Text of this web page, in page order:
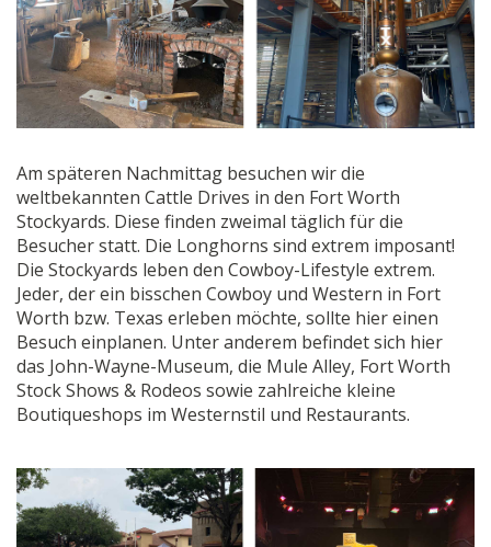
Am späteren Nachmittag besuchen wir die
weltbekannten Cattle Drives in den Fort Worth
Stockyards. Diese finden zweimal täglich für die
Besucher statt. Die Longhorns sind extrem imposant!
Die Stockyards leben den Cowboy-Lifestyle extrem.
Jeder, der ein bisschen Cowboy und Western in Fort
Worth bzw. Texas erleben möchte, sollte hier einen
Besuch einplanen. Unter anderem befindet sich hier
das John-Wayne-Museum, die Mule Alley, Fort Worth
Stock Shows & Rodeos sowie zahlreiche kleine
Boutiqueshops im Westernstil und Restaurants.